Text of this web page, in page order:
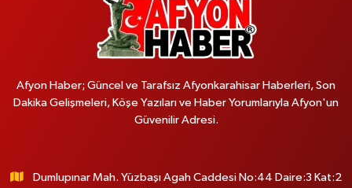
Afyon Haber; Güncel ve Tarafsız Afyonkarahisar Haberleri, Son
Dakika Gelişmeleri, Köşe Yazıları ve Haber Yorumlarıyla Afyon'un
Güvenilir Adresi.
Dumlupınar Mah. Yüzbaşı Agah Caddesi No:44 Daire:3 Kat:2